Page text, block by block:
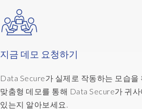
지금 데모 요청하기
Data Secure가 실제로 작동하는 모습을
맞춤형 데모를 통해 Data Secure가 귀
있는지 알아보세요.